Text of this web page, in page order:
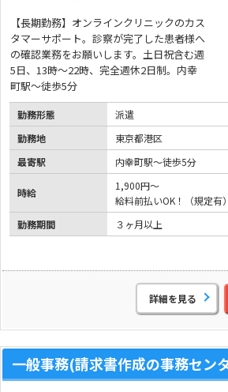
【長期勤務】オンラインクリニックのカス
タマーサポート。診察が完了した患者様へ
の確認業務をお願いします。土日祝含む週
5日、13時～22時、完全週休2日制。内幸
町駅～徒歩5分
勤務形態
派遣
勤務地
東京都港区
最寄駅
内幸町駅～徒歩5分
時給
1,900円～
給料前払いOK！（規定有）
勤務期間
３ヶ月以上
詳細を見る
一般事務(請求書作成の事務セン